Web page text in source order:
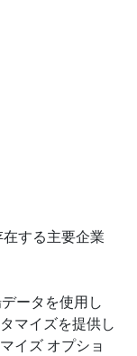
する主要企業
ータを使用し
マイズを提供し
イズ オプショ